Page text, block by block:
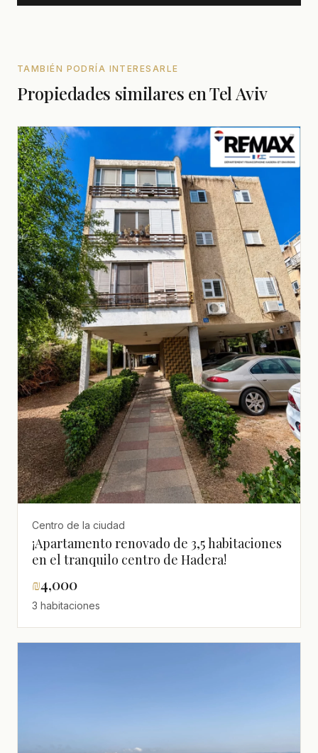
TAMBIÉN PODRÍA INTERESARLE
Propiedades similares en Tel Aviv
Centro de la ciudad
¡Apartamento renovado de 3,5 habitaciones
en el tranquilo centro de Hadera!
₪4,000
3 habitaciones